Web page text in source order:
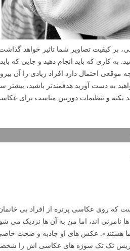
تجهیزات دوربین برای عکاسی خیابانی که
باشد) و لنز مناسب، و سایر نکات مهم در
خیابانی تبدیل کنیم.